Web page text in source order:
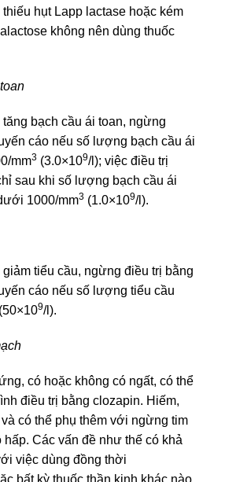
hụt Lapp lactase hoặc kém
không nên dùng thuốc
bạch cầu ái toan, ngừng
cáo nếu số lượng bạch cầu ái
mm3 (3.0×109/l); việc điều trị
sau khi số lượng bạch cầu ái
1000/mm3 (1.0×109/l).
tiểu cầu, ngừng điều trị bằng
cáo nếu số lượng tiểu cầu
(50×109/l).
có hoặc không có ngất, có thể
điều trị bằng clozapin. Hiếm,
có thể phụ thêm với ngừng tim
Các vấn đề như thế có khả
việc dùng đồng thời
bất kỳ thuốc thần kinh khác nào